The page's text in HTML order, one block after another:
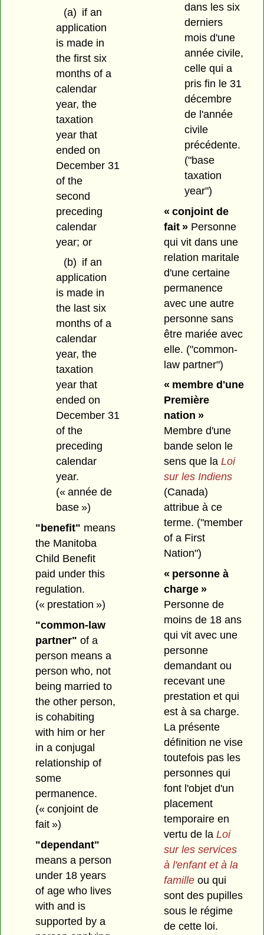
(a) if an
application
is made in
the first six
months of a
calendar
year, the
taxation
year that
ended on
December 31
of the
second
preceding
calendar
year; or
(b) if an
application
is made in
the last six
months of a
calendar
year, the
taxation
year that
ended on
December 31
of the
preceding
calendar
year.
(« année de
base »)
"benefit" means
the Manitoba
Child Benefit
paid under this
regulation.
(« prestation »)
"common-law
partner" of a
person means a
person who, not
being married to
the other person,
is cohabiting
with him or her
in a conjugal
relationship of
some
permanence.
(« conjoint de
fait »)
"dependant"
means a person
under 18 years
of age who lives
with and is
supported by a
dans les six
derniers
mois d'une
année civile,
celle qui a
pris fin le 31
décembre
de l'année
civile
précédente.
("base
taxation
year")
« conjoint de
fait »Personne
qui vit dans une
relation maritale
d'une certaine
permanence
avec une autre
personne sans
être mariée avec
elle. ("common-
law partner")
« membre d'une
Première
nation »
Membre d'une
bande selon le
sens que la Loi
sur les Indiens
(Canada)
attribue à ce
terme. ("member
of a First
Nation")
« personne à
charge »
Personne de
moins de 18 ans
qui vit avec une
personne
demandant ou
recevant une
prestation et qui
est à sa charge.
La présente
définition ne vise
toutefois pas les
personnes qui
font l'objet d'un
placement
temporaire en
vertu de la Loi
sur les services
à l'enfant et à la
familleou qui
sont des pupilles
sous le régime
de cette loi.